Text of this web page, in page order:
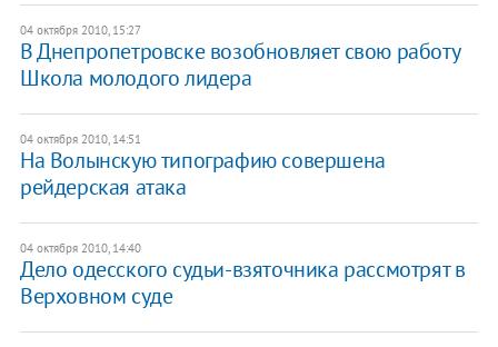
04 октября 2010, 15:27
В Днепропетровске возобновляет свою работу
Школа молодого лидера
04 октября 2010, 14:51
На Волынскую типографию совершена
рейдерская атака
04 октября 2010, 14:40
Дело одесского судьи-взяточника рассмотрят в
Верховном суде